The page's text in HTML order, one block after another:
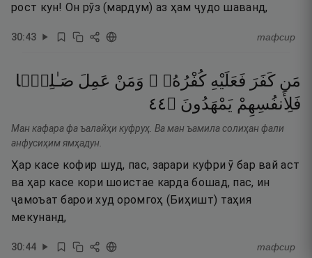
рост кун! Он рӯз (мардум) аз ҳам ҷудо шаванд,
30:43 тафсир
مَن كَفَرَ فَعَلَيْهِ كُفْرُهُۥ ۖ وَمَنْ عَمِلَ صَـٰلِحًۭا
فَلِأَنفُسِهِمْ يَمْهَدُونَ ۝٤٤
Ман кафара фа ъалайҳи куфруҳ. Ва ман ъамила солиҳан фали
анфусиҳим ямҳадун.
Ҳар касе кофир шуд, пас, зарари куфри ӯ бар вай аст
ва ҳар касе кори шоистае карда бошад, пас, ин
ҷамоъат барои худ оромгоҳ (Биҳишт) таҳия
мекунанд,
30:44 тафсир